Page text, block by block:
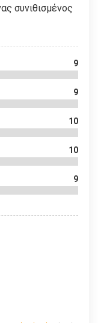
συνιθισμένος
9
9
10
10
9